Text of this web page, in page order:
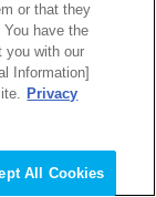
県or that they
have the
you with our
Information]
Privacy
All Cookies